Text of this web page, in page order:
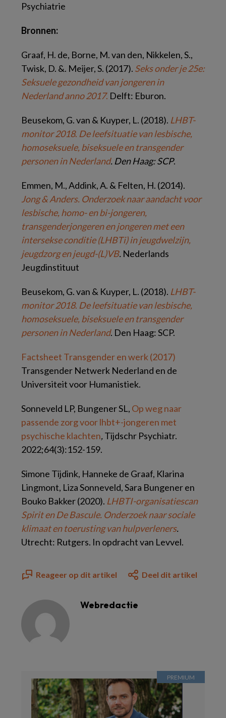
Psychiatrie
Bronnen:
Graaf, H. de, Borne, M. van den, Nikkelen, S.,
Twisk, D. &. Meijer, S. (2017). Seks onder je 25e:
Seksuele gezondheid van jongeren in
Nederland anno 2017. Delft: Eburon.
Beusekom, G. van & Kuyper, L. (2018). LHBT-
monitor 2018. De leefsituatie van lesbische,
homoseksuele, biseksuele en transgender
personen in Nederland. Den Haag: SCP.
Emmen, M., Addink, A. & Felten, H. (2014).
Jong & Anders. Onderzoek naar aandacht voor
lesbische, homo- en bi-jongeren,
transgenderjongeren en jongeren met een
intersekse conditie (LHBTi) in jeugdwelzijn,
jeugdzorg en jeugd-(L)VB. Nederlands
Jeugdinstituut
Beusekom, G. van & Kuyper, L. (2018). LHBT-
monitor 2018. De leefsituatie van lesbische,
homoseksuele, biseksuele en transgender
personen in Nederland. Den Haag: SCP.
Factsheet Transgender en werk (2017)
Transgender Netwerk Nederland en de
Universiteit voor Humanistiek.
Sonneveld LP, Bungener SL, Op weg naar
passende zorg voor lhbt+-jongeren met
psychische klachten,Tijdschr Psychiatr.
2022;64(3):152-159.
Simone Tijdink, Hanneke de Graaf, Klarina
Lingmont, Liza Sonneveld, Sara Bungener en
Bouko Bakker (2020). LHBTI-organisatiescan
Spirit en De Bascule. Onderzoek naar sociale
klimaat en toerusting van hulpverleners.
Utrecht: Rutgers. In opdracht van Levvel.
Reageer op dit artikel Deel dit artikel
Webredactie